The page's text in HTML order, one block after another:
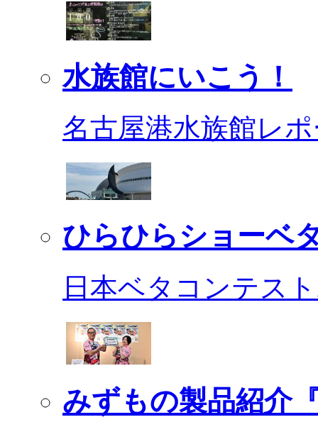
水族館にいこう！
名古屋港水族館レ
ひらひらショーベ
日本ベタコンテス
みずもの製品紹介